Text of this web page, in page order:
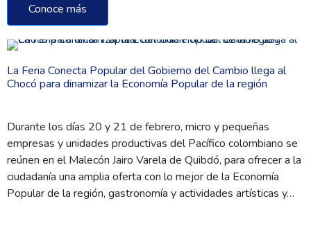
Conoce más
La Feria Conecta Popular del Gobierno del Cambio llega al
Chocó para dinamizar la Economía Popular de la región
Durante los días 20 y 21 de febrero, micro y pequeñas
empresas y unidades productivas del Pacífico colombiano se
reúnen en el Malecón Jairo Varela de Quibdó, para ofrecer a la
ciudadanía una amplia oferta con lo mejor de la Economía
Popular de la región, gastronomía y actividades artísticas y…